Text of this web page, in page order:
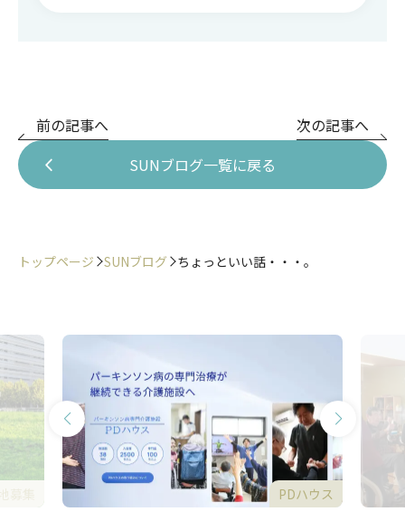
前の記事へ
SUNブログ一覧に戻る
次の記事へ
トップページ SUNブログ ちょっといい話・・・。
PDハウス